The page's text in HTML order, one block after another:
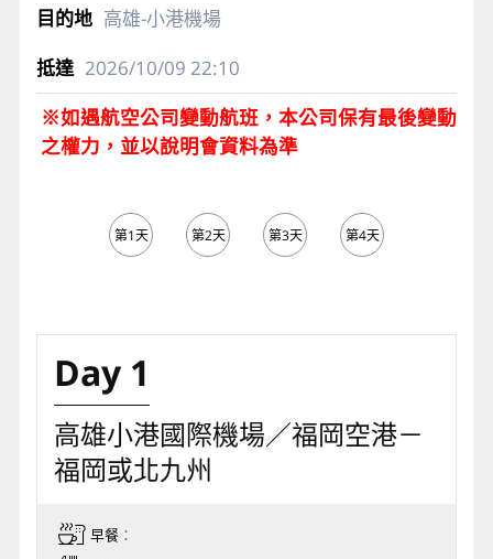
高雄-小港機場
2026/10/09 22:10
※如遇航空公司變動航班，本公司保有最後變動
之權力，並以說明會資料為準
第1天 第2天 第3天 第4天
Day 1
高雄小港國際機場／福岡空港－
福岡或北九州
早餐：